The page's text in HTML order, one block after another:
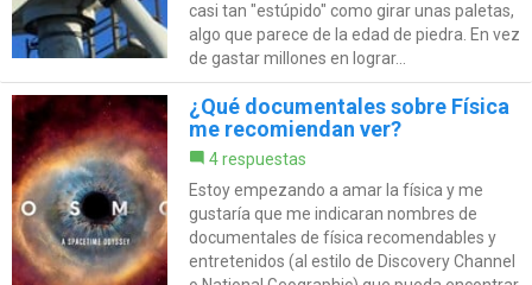
casi tan "estúpido" como girar unas paletas,
algo que parece de la edad de piedra. En vez
de gastar millones en lograr...
¿Qué documentales sobre Física
me recomiendan ver?
4 respuestas
Estoy empezando a amar la física y me
gustaría que me indicaran nombres de
documentales de física recomendables y
entretenidos (al estilo de Discovery Channel